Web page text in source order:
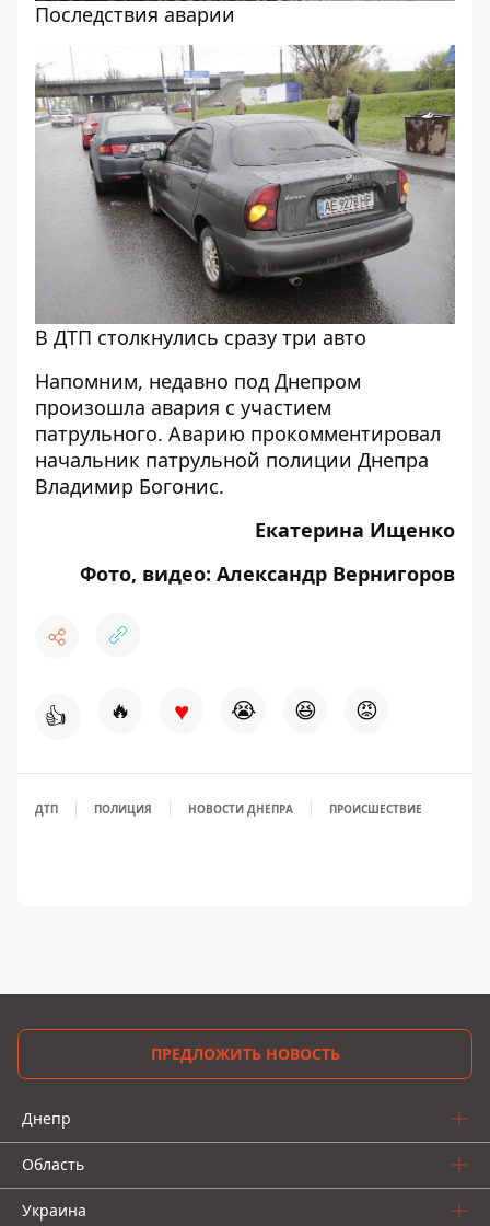
Последствия аварии
В ДТП столкнулись сразу три авто
Напомним, недавно под Днепром
произошла авария с участием
патрульного. Аварию прокомментировал
начальник патрульной полиции Днепра
Владимир Богонис.
Екатерина Ищенко
Фото, видео: Александр Вернигоров
👍 🔥 ♥ 😭 😆 😡
ДТП ПОЛИЦИЯ НОВОСТИ ДНЕПРА ПРОИСШЕСТВИЕ
ПРЕДЛОЖИТЬ НОВОСТЬ
Днепр
Область
Украина